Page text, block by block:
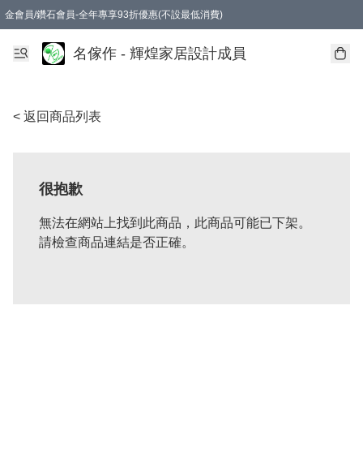
金會員/鑽石會員-全年專享93折優惠(不設最低消費)
名傢作 - 輝煌家居設計成員
< 返回商品列表
很抱歉
無法在網站上找到此商品，此商品可能已下架。
請檢查商品連結是否正確。